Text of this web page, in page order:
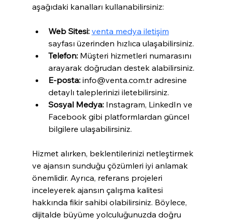
aşağıdaki kanalları kullanabilirsiniz:
Web Sitesi: venta medya iletişim
sayfası üzerinden hızlıca ulaşabilirsiniz.
Telefon: Müşteri hizmetleri numarasını
arayarak doğrudan destek alabilirsiniz.
E-posta: info@venta.com.tr adresine
detaylı taleplerinizi iletebilirsiniz.
Sosyal Medya: Instagram, LinkedIn ve
Facebook gibi platformlardan güncel
bilgilere ulaşabilirsiniz.
Hizmet alırken, beklentilerinizi netleştirmek
ve ajansın sunduğu çözümleri iyi anlamak
önemlidir. Ayrıca, referans projeleri
inceleyerek ajansın çalışma kalitesi
hakkında fikir sahibi olabilirsiniz. Böylece,
dijitalde büyüme yolculuğunuzda doğru